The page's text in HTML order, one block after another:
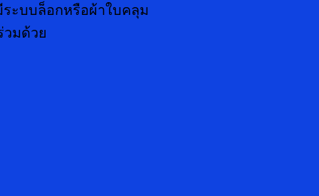
ะบบล็อกหรือผ้าใบคลุม
วมด้วย